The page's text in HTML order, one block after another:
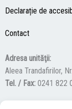
Declarație de
Contact
Adresa unităţii:
Aleea Trandafirilor,
Tel. / Fax: 0241 822